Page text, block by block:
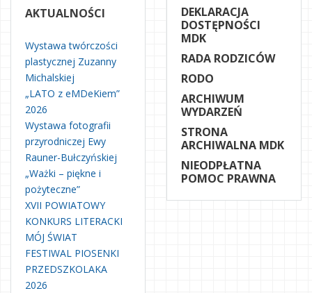
AKTUALNOŚCI
Wystawa twórczości
plastycznej Zuzanny
Michalskiej
„LATO z eMDeKiem”
2026
Wystawa fotografii
przyrodniczej Ewy
Rauner-Bułczyńskiej
„Ważki – piękne i
pożyteczne”
XVII POWIATOWY
KONKURS LITERACKI
MÓJ ŚWIAT
FESTIWAL PIOSENKI
PRZEDSZKOLAKA
2026
DEKLARACJA
DOSTĘPNOŚCI
MDK
RADA RODZICÓW
RODO
ARCHIWUM
WYDARZEŃ
STRONA
ARCHIWALNA MDK
NIEODPŁATNA
POMOC PRAWNA